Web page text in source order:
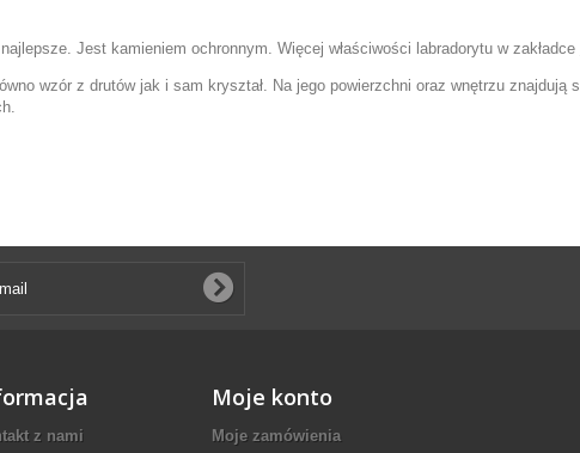
Jest kamieniem ochronnym. Więcej właściwości labradorytu w zakładce
wzór z drutów jak i sam kryształ. Na jego powierzchni oraz wnętrzu
z nami
Moje konto
Moje zamówienia